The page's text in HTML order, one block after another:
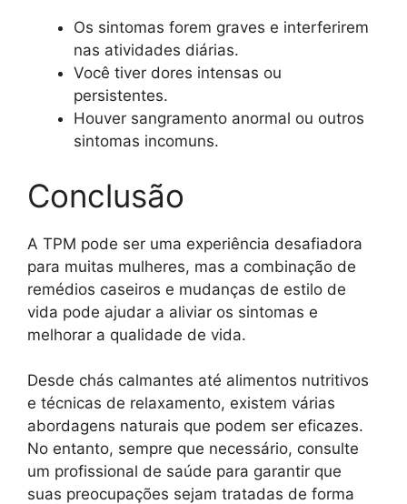
Os sintomas forem graves e interferirem
nas atividades diárias.
Você tiver dores intensas ou
persistentes.
Houver sangramento anormal ou outros
sintomas incomuns.
Conclusão
A TPM pode ser uma experiência desafiadora
para muitas mulheres, mas a combinação de
remédios caseiros e mudanças de estilo de
vida pode ajudar a aliviar os sintomas e
melhorar a qualidade de vida.
Desde chás calmantes até alimentos nutritivos
e técnicas de relaxamento, existem várias
abordagens naturais que podem ser eficazes.
No entanto, sempre que necessário, consulte
um profissional de saúde para garantir que
suas preocupações sejam tratadas de forma